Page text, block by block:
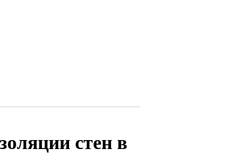
стен в